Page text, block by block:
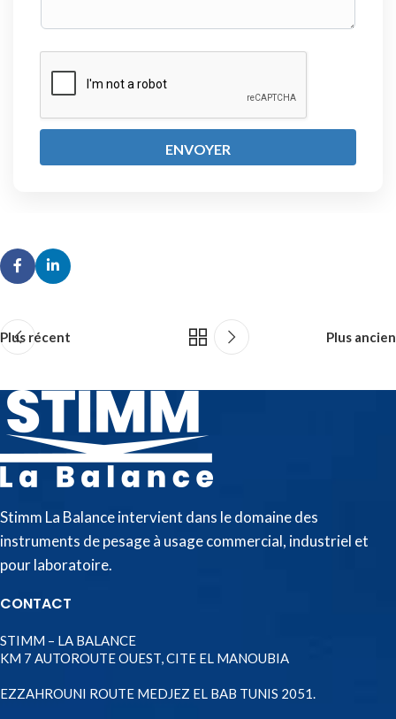
ENVOYER
Plus récent Plus ancien
Stimm La Balance intervient dans le domaine des
instruments de pesage à usage commercial, industriel et
pour laboratoire.
CONTACT
STIMM – LA BALANCE
KM 7 AUTOROUTE OUEST, CITE EL MANOUBIA
EZZAHROUNI ROUTE MEDJEZ EL BAB TUNIS 2051.